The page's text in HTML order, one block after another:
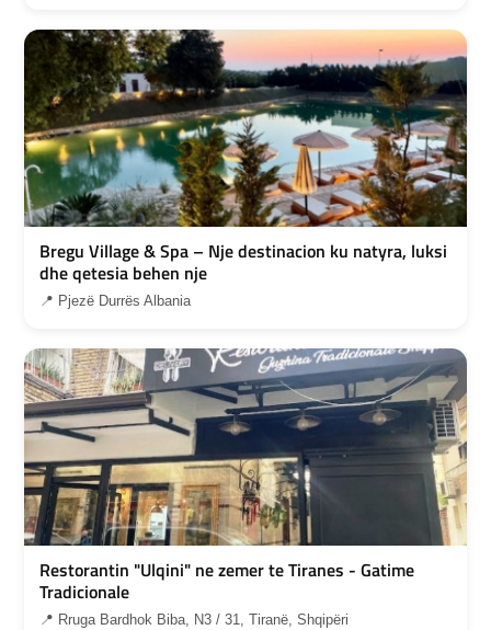
Bregu Village & Spa – Nje destinacion ku natyra, luksi
dhe qetesia behen nje
📍 Pjezë Durrës Albania
Restorantin "Ulqini" ne zemer te Tiranes - Gatime
Tradicionale
📍 Rruga Bardhok Biba, N3 / 31, Tiranë, Shqipëri